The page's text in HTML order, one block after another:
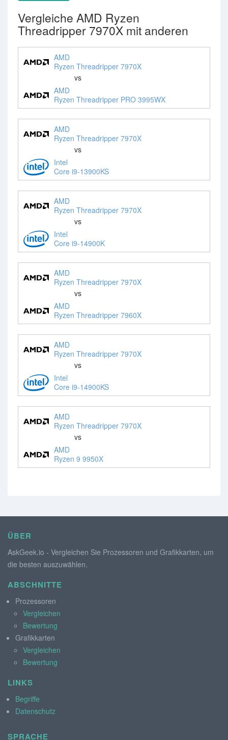
Vergleiche AMD Ryzen
Threadripper 7970X mit anderen
AMD
Ryzen Threadripper 7970X
vs
AMD
Ryzen Threadripper PRO 3995WX
AMD
Ryzen Threadripper 7970X
vs
Intel
Core i9-13900KS
AMD
Ryzen Threadripper 7970X
vs
Intel
Core i9-14900K
AMD
Ryzen Threadripper 7970X
vs
AMD
Ryzen Threadripper 7960X
AMD
Ryzen Threadripper 7970X
vs
Intel
Core i9-14900KS
AMD
Ryzen Threadripper 7970X
vs
AMD
Ryzen 9 9950X
ÜBER
AskGeek.io - Vergleichen Sie Prozessoren und Grafikkarten, um
die besten auszuwählen.
ABSCHNITTE
Prozessoren
Vergleichen
Bewertung
Grafikkarten
Vergleichen
Bewertung
LINKS
Begriffe
Datenschutz
SPRACHE